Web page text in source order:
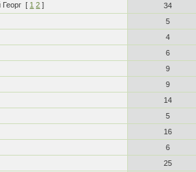
[ 1 2 ] 34
5
4
6
9
9
14
5
16
6
25